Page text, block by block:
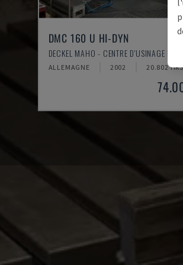
DMC 160 U HI-DYN
DECKEL MAHO - CENTRE D'USINAGE
ALLEMAGNE 2002 20.802 HRS